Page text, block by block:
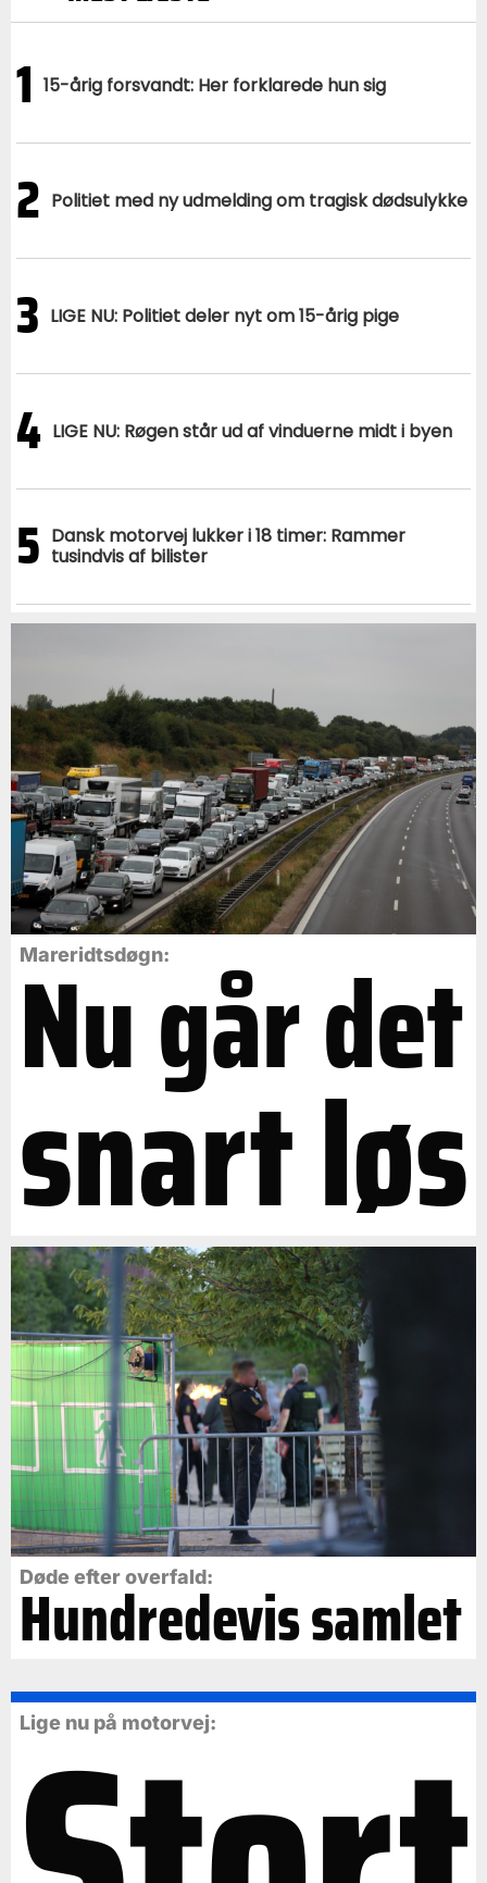
1 15-årig forsvandt: Her forklarede hun sig
2 Politiet med ny udmelding om tragisk dødsulykke
3 LIGE NU: Politiet deler nyt om 15-årig pige
4 LIGE NU: Røgen står ud af vinduerne midt i byen
5 Dansk motorvej lukker i 18 timer: Rammer
tusindvis af bilister
Mareridtsdøgn:
Nu går det
snart løs
Døde efter overfald:
Hundredevis samlet
Lige nu på motorvej: